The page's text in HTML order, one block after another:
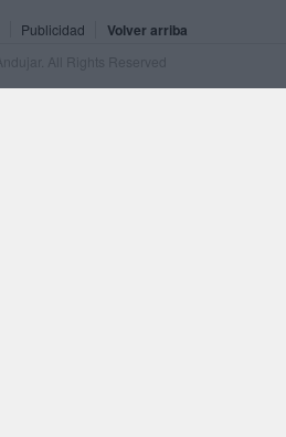
Publicidad Volver arriba